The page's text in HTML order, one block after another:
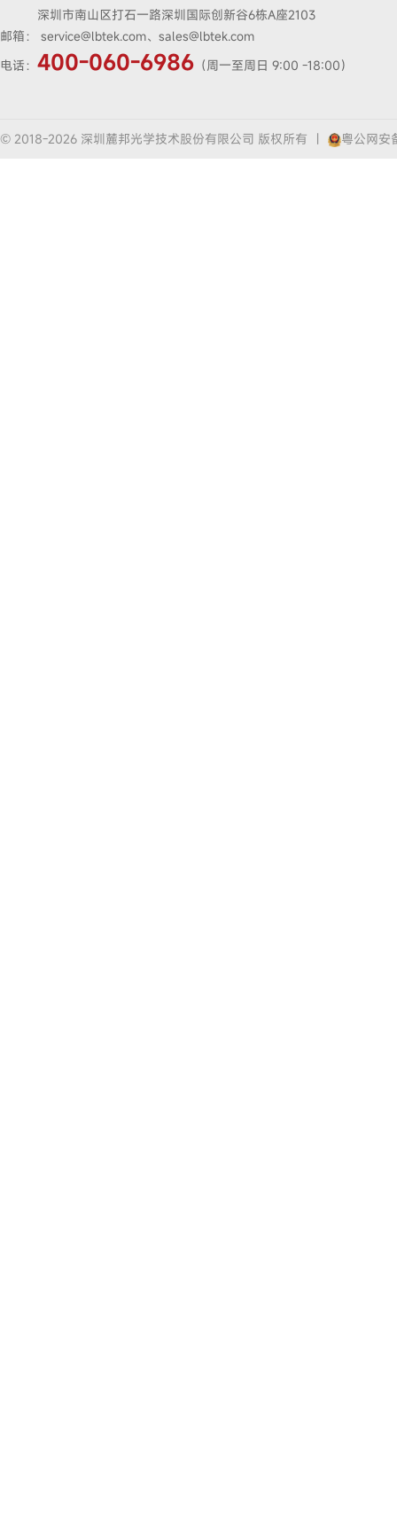
深圳市南山区打石一路深圳国际创新谷6栋A座2103
邮箱： service@lbtek.com、sales@lbtek.com
电话： 400-060-6986 （周一至周日 9:00 -18:00）
© 2018-2026 深圳麓邦光学技术股份有限公司 版权所有 粤公网安